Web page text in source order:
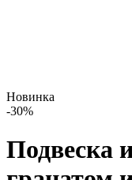
Новинка
-30%
Подвеска